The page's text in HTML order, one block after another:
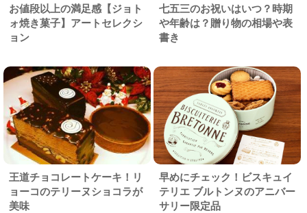
お値段以上の満足感【ジョト
ォ焼き菓子】アートセレクシ
ョン
七五三のお祝いはいつ？時期
や年齢は？贈り物の相場や表
書き
王道チョコレートケーキ！リ
ョーコのテリーヌショコラが
美味
早めにチェック！ビスキュイ
テリエ ブルトンヌのアニバー
サリー限定品